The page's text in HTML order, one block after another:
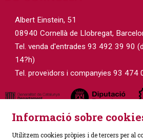
Albert Einstein, 51
08940 Cornellà de Llobregat,
Tel. venda d'entrades 93 492 39 90
14?h)
Tel. proveïdors i companyies 93 474
Informació sobre
Utilitzem cookies pròpies i de tercers per al